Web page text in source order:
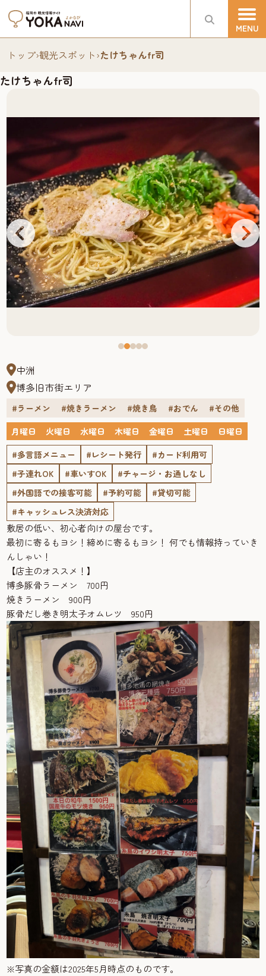
トップ›観光スポット›たけちゃんfr司
たけちゃんfr司
中洲
博多旧市街エリア
#ラーメン #焼きラーメン #焼き鳥 #おでん
#その他
月曜日
火曜日 水曜日 木曜日 金曜日 土曜日
日曜日
#多言語メニュー
#レシート発行
#カード利用可
#子連れOK
#車いすOK
#チャージ・お通しなし
#外国語での接客可能
#予約可能
#貸切可能
#キャッシュレス決済対応
敷居の低い、初心者向けの屋台です。
最初に寄るもヨシ！締めに寄るもヨシ！ 何でも情報持っていき
んしゃい！
【店主のオススメ！】
博多豚骨ラーメン 700円
焼きラーメン 900円
豚骨だし巻き明太子オムレツ 950円
※写真の金額は2025年5月時点のものです。